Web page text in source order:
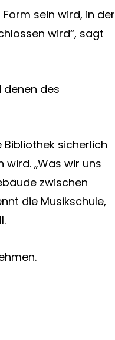
sein wird, in der
wird“, sagt
denen des
sicherlich
„Was wir uns
zwischen
die Musikschule,